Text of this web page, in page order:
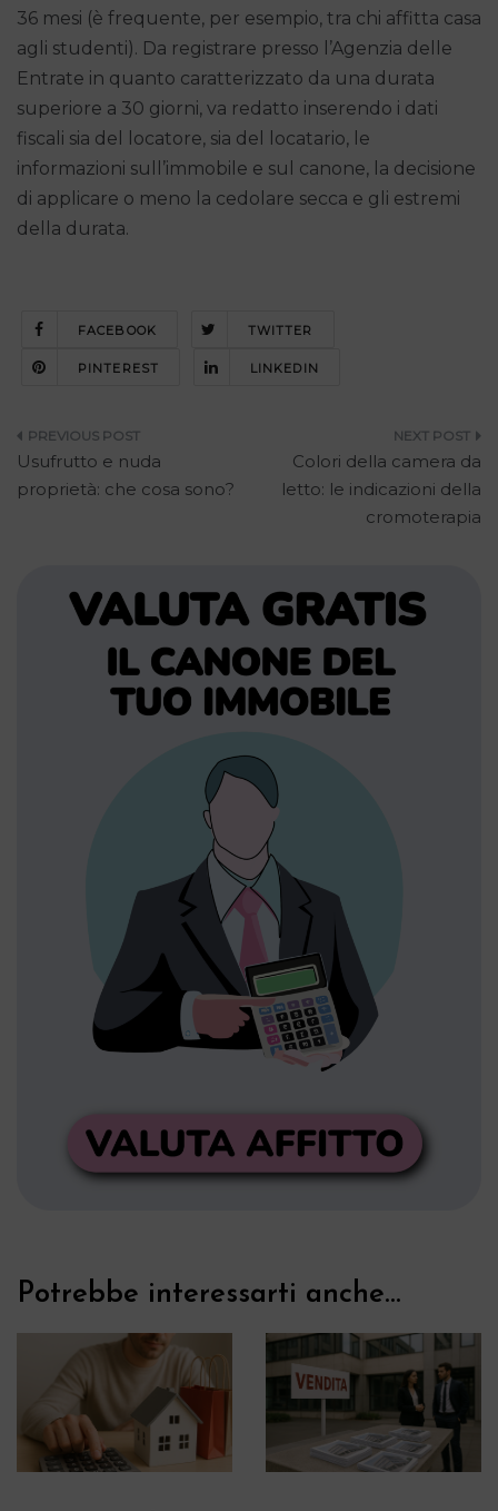
36 mesi (è frequente, per esempio, tra chi affitta casa
agli studenti). Da registrare presso l’Agenzia delle
Entrate in quanto caratterizzato da una durata
superiore a 30 giorni, va redatto inserendo i dati
fiscali sia del locatore, sia del locatario, le
informazioni sull’immobile e sul canone, la decisione
di applicare o meno la cedolare secca e gli estremi
della durata.
FACEBOOK TWITTER
PINTEREST LINKEDIN
Navigazione
articoli
Usufrutto e nuda
proprietà: che cosa sono?
Colori della camera da
letto: le indicazioni della
cromoterapia
Potrebbe interessarti anche...